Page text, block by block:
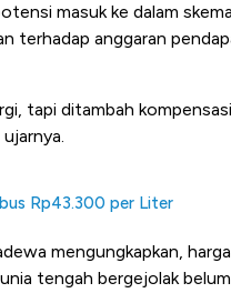
masuk ke dalam
terhadap anggaran
tapi ditambah
Rp43.300 per Liter
mengungkapkan,
tengah bergejolak